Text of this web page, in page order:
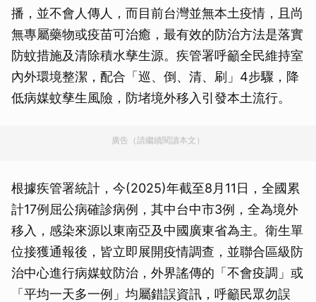
播，並不會人傳人，而目前台灣並無本土疫情，且尚
無專屬藥物或疫苗可治癒，最有效的防治方法是落實
防蚊措施及清除積水孳生源。疾管署呼籲全民維持室
內外環境整潔，配合「巡、倒、清、刷」4步驟，降
低病媒蚊孳生風險，防堵境外移入引發本土流行。
廣告（請繼續閱讀本文）
根據疾管署統計，今(2025)年截至8月11日，全國累
計17例屈公病確診病例，其中台中市3例，全為境外
移入，感染來源以東南亞及中國廣東省為主。衛生單
位接獲通報後，皆立即展開疫情調查，並聯合區級防
治中心進行病媒蚊防治，外界謠傳的「不會疫調」或
「平均一天多一例」均屬錯誤資訊，呼籲民眾勿誤